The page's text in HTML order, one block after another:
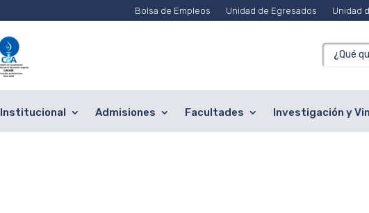
Bolsa de Empleos Unidad de Egresados Unidad
Institucional Admisiones Facultades Investigación y